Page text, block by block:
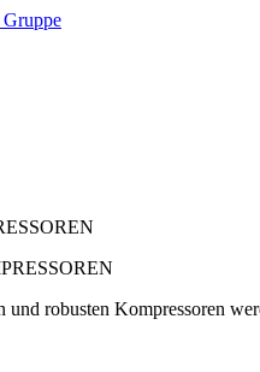
Gruppe
und robusten Kompressoren